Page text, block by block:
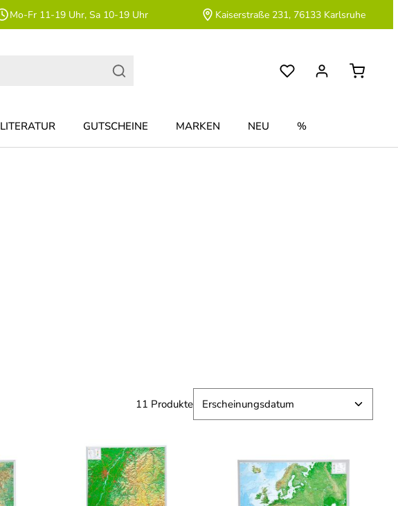
Mo-Fr 11-19 Uhr, Sa 10-19 Uhr Kaiserstraße 231, 76133 Karlsruhe
LITERATUR GUTSCHEINE MARKEN NEU %
11 Produkte